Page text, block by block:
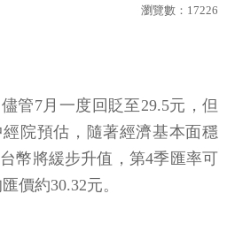
瀏覽數： 17226
管7月一度回貶至29.5元，但
院預估，隨著經濟基本面穩
幣將緩步升值，第4季匯率可
價約30.32元。